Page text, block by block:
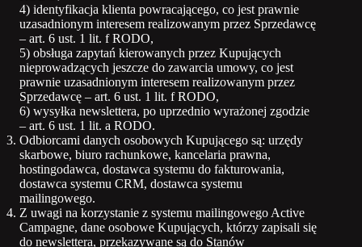
4) identyfikacja klienta powracającego, co jest prawnie
uzasadnionym interesem realizowanym przez Sprzedawcę
– art. 6 ust. 1 lit. f RODO,
5) obsługa zapytań kierowanych przez Kupujących
nieprowadzących jeszcze do zawarcia umowy, co jest
prawnie uzasadnionym interesem realizowanym przez
Sprzedawcę – art. 6 ust. 1 lit. f RODO,
6) wysyłka newslettera, po uprzednio wyrażonej zgodzie
– art. 6 ust. 1 lit. a RODO.
Odbiorcami danych osobowych Kupującego są: urzędy
skarbowe, biuro rachunkowe, kancelaria prawna,
hostingodawca, dostawca systemu do fakturowania,
dostawca systemu CRM, dostawca systemu
mailingowego.
Z uwagi na korzystanie z systemu mailingowego Active
Campagne, dane osobowe Kupujących, którzy zapisali się
do newslettera, przekazywane są do Stanów